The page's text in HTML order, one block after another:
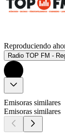
Reproduciendo
Radio TOP FM -
Emisoras similares
Emisoras similares